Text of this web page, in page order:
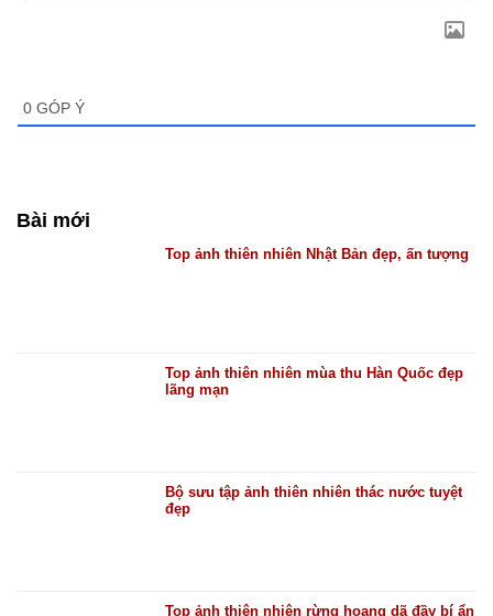
0 GÓP Ý
Bài mới
Top ảnh thiên nhiên Nhật Bản đẹp, ấn tượng
Top ảnh thiên nhiên mùa thu Hàn Quốc đẹp
lãng mạn
Bộ sưu tập ảnh thiên nhiên thác nước tuyệt
đẹp
Top ảnh thiên nhiên rừng hoang dã đầy bí ẩn